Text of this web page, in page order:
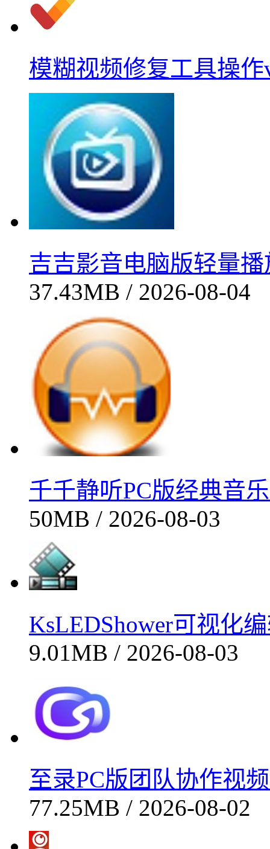
模糊视频修复工具操作
吉吉影音电脑版轻量
37.43MB / 2026-08-04
千千静听PC版经典音
50MB / 2026-08-03
KsLEDShower可视化
9.01MB / 2026-08-03
至录PC版团队协作视
77.25MB / 2026-08-02